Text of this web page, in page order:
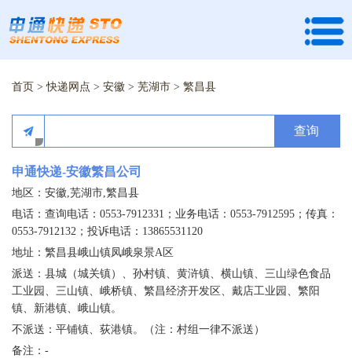
首页 >快递网点 > 安徽 > 芜湖市 > 繁昌县
查询
申通快递-安徽繁昌公司
地区：安徽,芜湖市,繁昌县
电话：查询电话：0553-7912331；业务电话：0553-7912595；传真：
0553-7912132；投诉电话：13865531120
地址：繁昌县峨山镇凤峨泉景A区
派送：县城（城关镇）、孙村镇、黄浒镇、横山镇、三山绿色食品
工业园、三山镇、峨桥镇、繁昌经济开发区、戴店工业园、繁阳
镇、新港镇、峨山镇。
不派送：平铺镇、荻港镇。（注：村组一律不派送）
备注：-